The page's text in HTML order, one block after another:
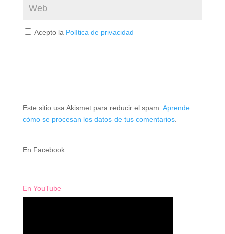
Acepto la Política de privacidad
Este sitio usa Akismet para reducir el spam. Aprende
cómo se procesan los datos de tus comentarios.
En Facebook
En YouTube